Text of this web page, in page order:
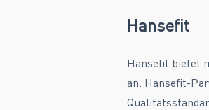
Hansefit
Hansefit bietet
an. Hansefit-